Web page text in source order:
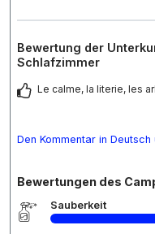
Bewertung der
Schlafzimmer
Le calme, la literie, les
Den Kommentar in
Bewertungen des
Sauberkeit